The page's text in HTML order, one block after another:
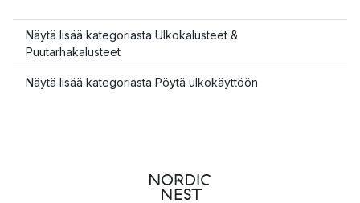
Näytä lisää kategoriasta Ulkokalusteet &
Puutarhakalusteet
Näytä lisää kategoriasta Pöytä ulkokäyttöön